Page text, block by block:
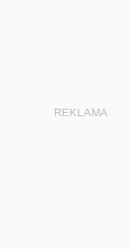
REKLAMA